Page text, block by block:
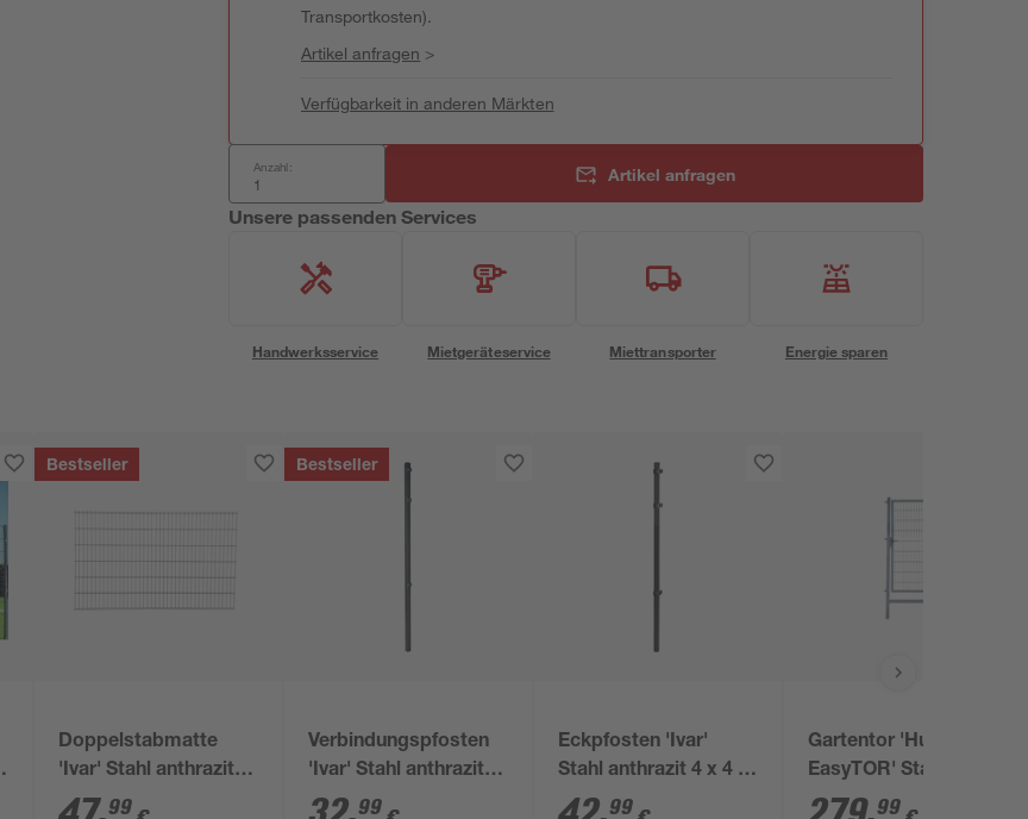
Transportkosten).
Artikel anfragen >
Verfügbarkeit in anderen Märkten
Anzahl: Artikel anfragen
Unsere passenden Services
Handwerksservice Mietgeräteservice Miettransporter Energie sparen
Bestseller
Doppelstabmatte
'Ivar' Stahl anthrazit
200 x 123 cm
99
Bestseller
Verbindungspfosten
'Ivar' Stahl anthrazit
170 x 4 x 4 cm
99
Eckpfosten 'Ivar'
Stahl anthrazit 4 x 4 x
170 cm
99
Gartentor 'Hugo
EasyTOR' Stahl
anthrazit 100 x 180
99